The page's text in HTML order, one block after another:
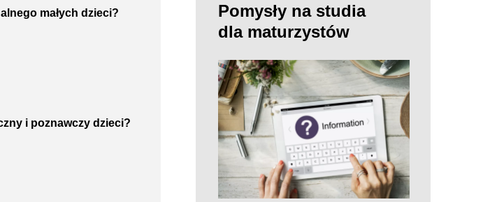
małych dzieci?
i poznawczy dzieci?
Pomysły na studia
dla maturzystów